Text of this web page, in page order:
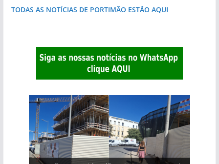
TODAS AS NOTÍCIAS DE PORTIMÃO ESTÃO AQUI